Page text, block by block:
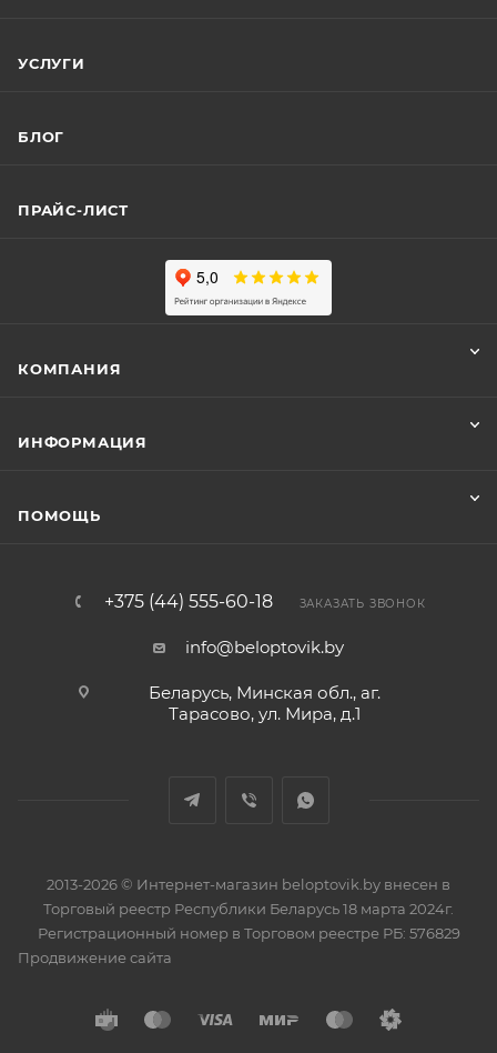
УСЛУГИ
БЛОГ
ПРАЙС-ЛИСТ
КОМПАНИЯ
ИНФОРМАЦИЯ
ПОМОЩЬ
+375 (44) 555-60-18 ЗАКАЗАТЬ ЗВОНОК
info@beloptovik.by
Беларусь, Минская обл., аг.
Тарасово, ул. Мира, д.1
2013-2026 © Интернет-магазин beloptovik.by внесен в
Торговый реестр Республики Беларусь 18 марта 2024г.
Регистрационный номер в Торговом реестре РБ: 576829
Продвижение сайта